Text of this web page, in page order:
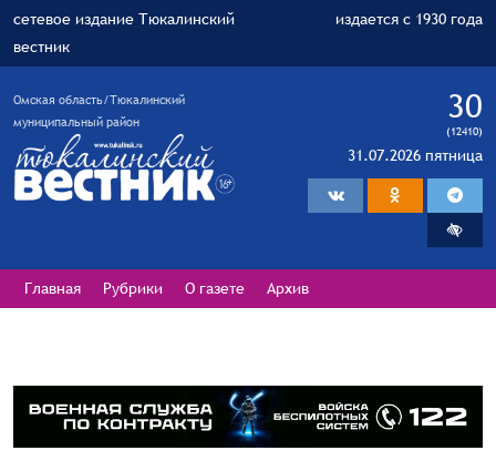
сетевое издание Тюкалинский
вестник
издается с 1930 года
Омская область/Тюкалинский
муниципальный район
30
(12410)
31.07.2026 пятница
Главная Рубрики О газете Архив